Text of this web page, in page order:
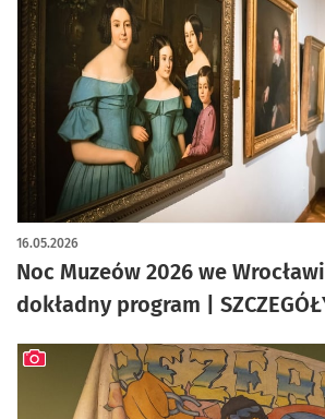
Noc Muzeów 2026 we
dokładny program |
16.05.2026
artykuł z galerią zdjęć